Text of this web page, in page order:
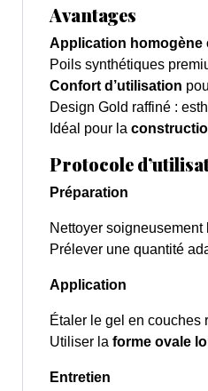
Avantages
Application homogène
Poils synthétiques
Confort d’utilisation
Design Gold raffiné :
Idéal pour la
Protocole
Préparation
Nettoyer
Prélever une quantité
Application
Étaler le gel en couches
Utiliser la forme ovale
Entretien